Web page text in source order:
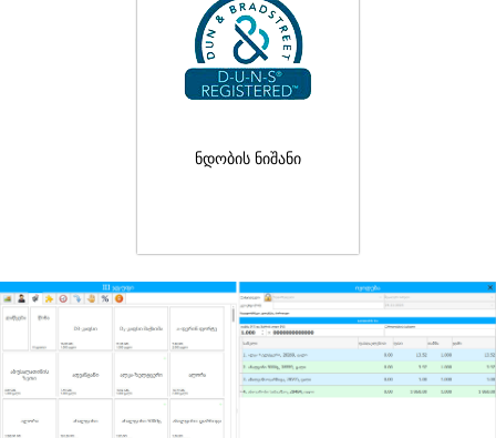
ნდობის ნიშანი